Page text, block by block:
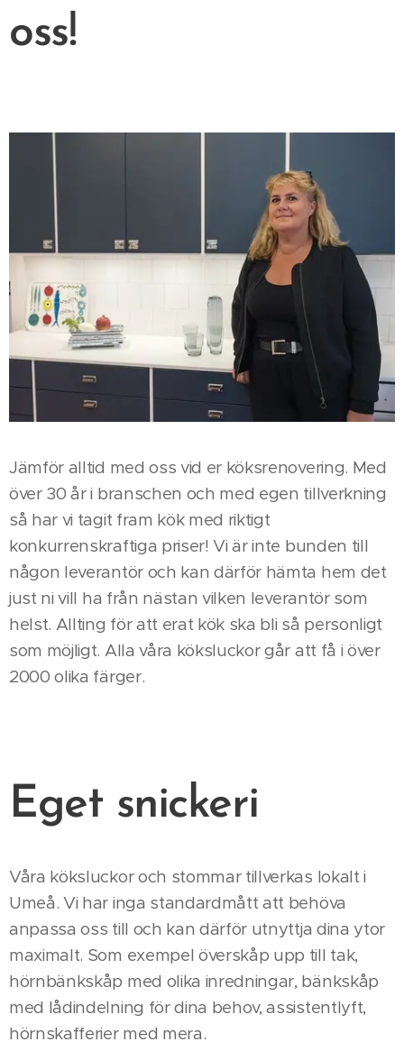
oss!
Jämför alltid med oss vid er köksrenovering. Med
över 30 år i branschen och med egen tillverkning
så har vi tagit fram kök med riktigt
konkurrenskraftiga priser! Vi är inte bunden till
någon leverantör och kan därför hämta hem det
just ni vill ha från nästan vilken leverantör som
helst. Allting för att erat kök ska bli så personligt
som möjligt. Alla våra köksluckor går att få i över
2000 olika färger.
Eget snickeri
Våra köksluckor och stommar tillverkas lokalt i
Umeå. Vi har inga standardmått att behöva
anpassa oss till och kan därför utnyttja dina ytor
maximalt. Som exempel överskåp upp till tak,
hörnbänkskåp med olika inredningar, bänkskåp
med lådindelning för dina behov, assistentlyft,
hörnskafferier med mera.